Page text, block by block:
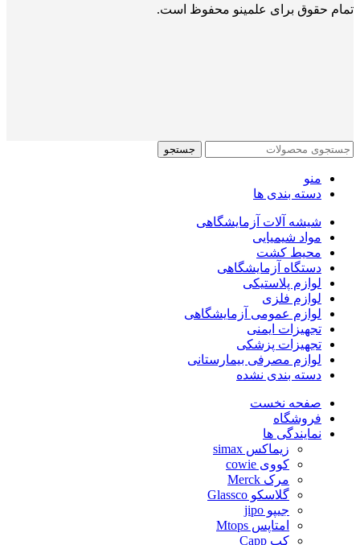
تمام حقوق برای علمینو محفوظ است.
جستجو
منو
دسته بندی ها
شیشه آلات آزمایشگاهی
مواد شیمیایی
محیط کشت
دستگاه آزمایشگاهی
لوازم پلاستیکی
لوازم فلزی
لوازم عمومی آزمایشگاهی
تجهیزات ایمنی
تجهیزات پزشکی
لوازم مصرفی بیمارستانی
دسته بندی نشده
صفحه نخست
فروشگاه
نمایندگی ها
زیماکس simax
کووی cowie
مرک Merck
گلاسکو Glassco
جیپو jipo
امتاپس Mtops
کپ Capp